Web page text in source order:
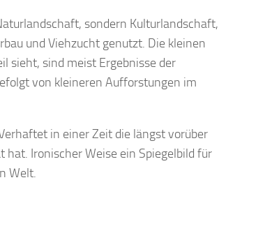
sondern Kulturlandschaft,
und Viehzucht genutzt. Die kleinen
sieht, sind meist Ergebnisse der
von kleineren Aufforstungen im
in einer Zeit die längst vorüber
Ironischer Weise ein Spiegelbild für
Welt.